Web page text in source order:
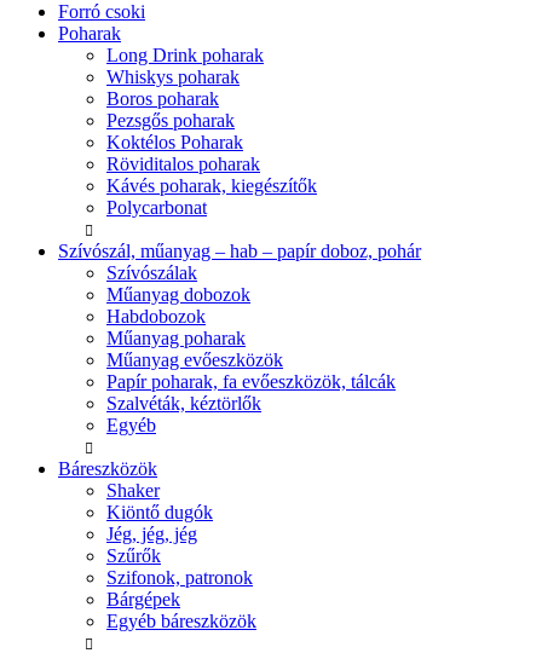
Forró csoki
Poharak
Long Drink poharak
Whiskys poharak
Boros poharak
Pezsgős poharak
Koktélos Poharak
Röviditalos poharak
Kávés poharak, kiegészítők
Polycarbonat
Szívószál, műanyag – hab – papír doboz, pohár
Szívószálak
Műanyag dobozok
Habdobozok
Műanyag poharak
Műanyag evőeszközök
Papír poharak, fa evőeszközök, tálcák
Szalvéták, kéztörlők
Egyéb
Báreszközök
Shaker
Kiöntő dugók
Jég, jég, jég
Szűrők
Szifonok, patronok
Bárgépek
Egyéb báreszközök